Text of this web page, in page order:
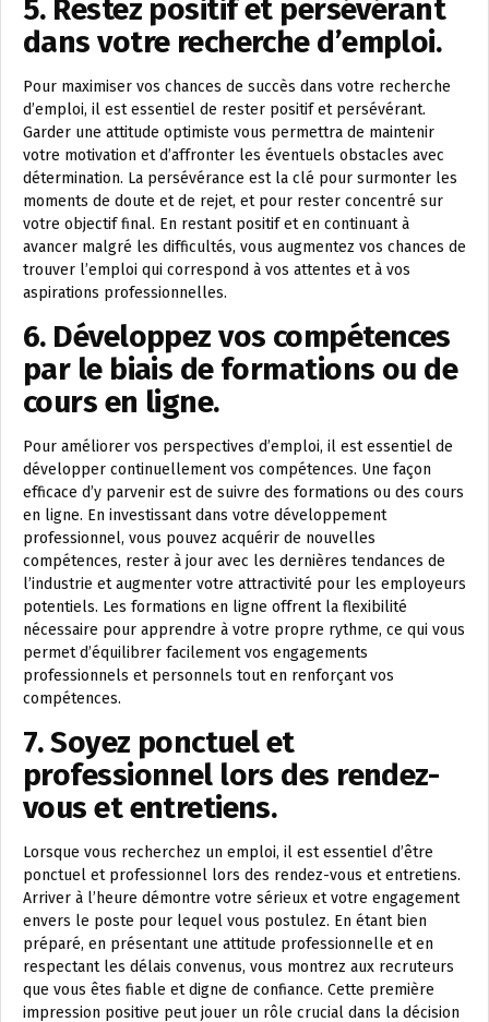
5. Restez positif et persévérant
dans votre recherche d’emploi.
Pour maximiser vos chances de succès dans votre recherche
d’emploi, il est essentiel de rester positif et persévérant.
Garder une attitude optimiste vous permettra de maintenir
votre motivation et d’affronter les éventuels obstacles avec
détermination. La persévérance est la clé pour surmonter les
moments de doute et de rejet, et pour rester concentré sur
votre objectif final. En restant positif et en continuant à
avancer malgré les difficultés, vous augmentez vos chances de
trouver l’emploi qui correspond à vos attentes et à vos
aspirations professionnelles.
6. Développez vos compétences
par le biais de formations ou de
cours en ligne.
Pour améliorer vos perspectives d’emploi, il est essentiel de
développer continuellement vos compétences. Une façon
efficace d’y parvenir est de suivre des formations ou des cours
en ligne. En investissant dans votre développement
professionnel, vous pouvez acquérir de nouvelles
compétences, rester à jour avec les dernières tendances de
l’industrie et augmenter votre attractivité pour les employeurs
potentiels. Les formations en ligne offrent la flexibilité
nécessaire pour apprendre à votre propre rythme, ce qui vous
permet d’équilibrer facilement vos engagements
professionnels et personnels tout en renforçant vos
compétences.
7. Soyez ponctuel et
professionnel lors des rendez-
vous et entretiens.
Lorsque vous recherchez un emploi, il est essentiel d’être
ponctuel et professionnel lors des rendez-vous et entretiens.
Arriver à l’heure démontre votre sérieux et votre engagement
envers le poste pour lequel vous postulez. En étant bien
préparé, en présentant une attitude professionnelle et en
respectant les délais convenus, vous montrez aux recruteurs
que vous êtes fiable et digne de confiance. Cette première
impression positive peut jouer un rôle crucial dans la décision